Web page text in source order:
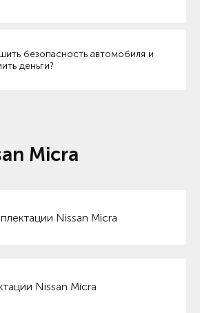
безопасность автомобиля и
деньги?
Micra
Nissan Micra
Nissan Micra